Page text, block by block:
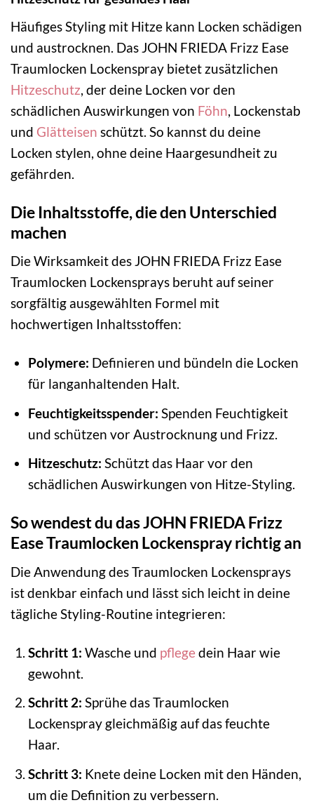
Häufiges Styling mit Hitze kann Locken schädigen
und austrocknen. Das JOHN FRIEDA Frizz Ease
Traumlocken Lockenspray bietet zusätzlichen
Hitzeschutz, der deine Locken vor den
schädlichen Auswirkungen von Föhn, Lockenstab
und Glätteisen schützt. So kannst du deine
Locken stylen, ohne deine Haargesundheit zu
gefährden.
Die Inhaltsstoffe, die den Unterschied
machen
Die Wirksamkeit des JOHN FRIEDA Frizz Ease
Traumlocken Lockensprays beruht auf seiner
sorgfältig ausgewählten Formel mit
hochwertigen Inhaltsstoffen:
Polymere: Definieren und bündeln die Locken
für langanhaltenden Halt.
Feuchtigkeitsspender: Spenden Feuchtigkeit
und schützen vor Austrocknung und Frizz.
Hitzeschutz: Schützt das Haar vor den
schädlichen Auswirkungen von Hitze-Styling.
So wendest du das JOHN FRIEDA Frizz
Ease Traumlocken Lockenspray richtig an
Die Anwendung des Traumlocken Lockensprays
ist denkbar einfach und lässt sich leicht in deine
tägliche Styling-Routine integrieren:
Schritt 1: Wasche und pflegedein Haar wie
gewohnt.
Schritt 2: Sprühe das Traumlocken
Lockenspray gleichmäßig auf das feuchte
Haar.
Schritt 3: Knete deine Locken mit den Händen,
um die Definition zu verbessern.